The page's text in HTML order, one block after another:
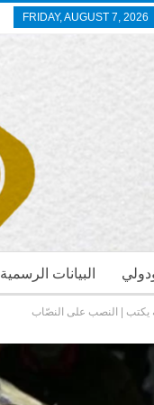
FRIDAY, AUGUST 7, 2026
البيانات الرسمية
يكتب | النصب على النصّاب